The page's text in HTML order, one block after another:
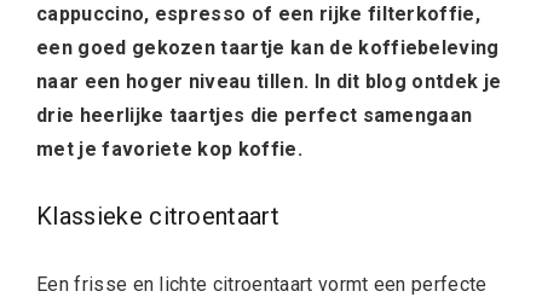
cappuccino, espresso of een rijke filterkoffie,
een goed gekozen taartje kan de koffiebeleving
naar een hoger niveau tillen. In dit blog ontdek je
drie heerlijke taartjes die perfect samengaan
met je favoriete kop koffie.
Klassieke citroentaart
Een frisse en lichte citroentaart vormt een perfecte